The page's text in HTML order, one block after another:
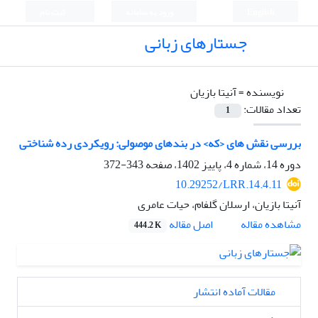
جستارهای زبانی
نویسنده =آنیتا بازیان
تعداد مقالات:
1
بررسی نقش های <که> در بندهای موصولی: رویکردی رده شناختی
دوره 14، شماره 4، پاییز 1402، صفحه
343-372
10.29252/LRR.14.4.11
آنیتا بازیان، ارسلان گلفام، حیات عامری
مشاهده مقاله
اصل مقاله 444.2 K
مقالات آماده انتشار